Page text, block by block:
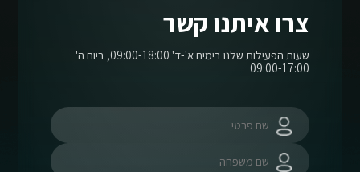
צרו איתנו קשר
שעות הפעילות שלנו בימים א'-ד' 09:00-18:00, ביום ה'
09:00-17:00